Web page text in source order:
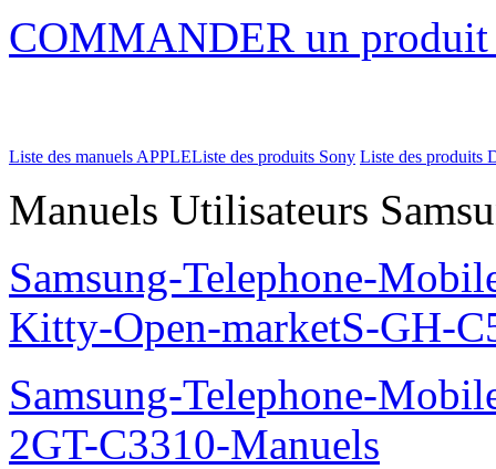
COMMANDER un
Liste des manuels APPLEListe des produits Sony Liste des produits
Manuels Utilisateurs
Samsung-Telephone-
Kitty-Open-marketS-GH-
Samsung-Telephone-
2GT-C3310-Manuels